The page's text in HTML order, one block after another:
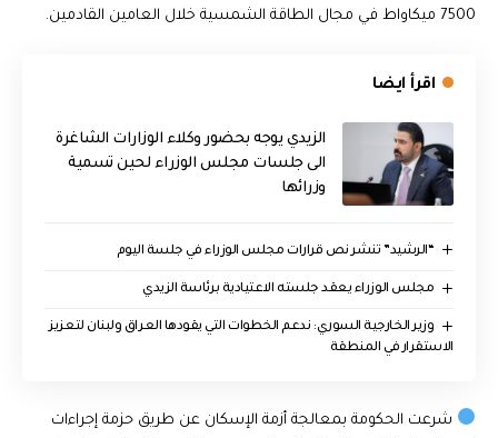
7500 ميكاواط في مجال الطاقة الشمسية خلال العامين القادمين.
اقرأ ايضا
الزيدي يوجه بحضور وكلاء الوزارات الشاغرة
الى جلسات مجلس الوزراء لحين تسمية
وزرائها
“الرشيد” تنشر نص قرارات مجلس الوزراء في جلسة اليوم
مجلس الوزراء يعقد جلسته الاعتيادية برئاسة الزيدي
وزير الخارجية السوري: ندعم الخطوات التي يقودها العراق ولبنان لتعزيز
الاستقرار في المنطقة
شرعت الحكومة بمعالجة أزمة الإسكان عن طريق حزمة إجراءات